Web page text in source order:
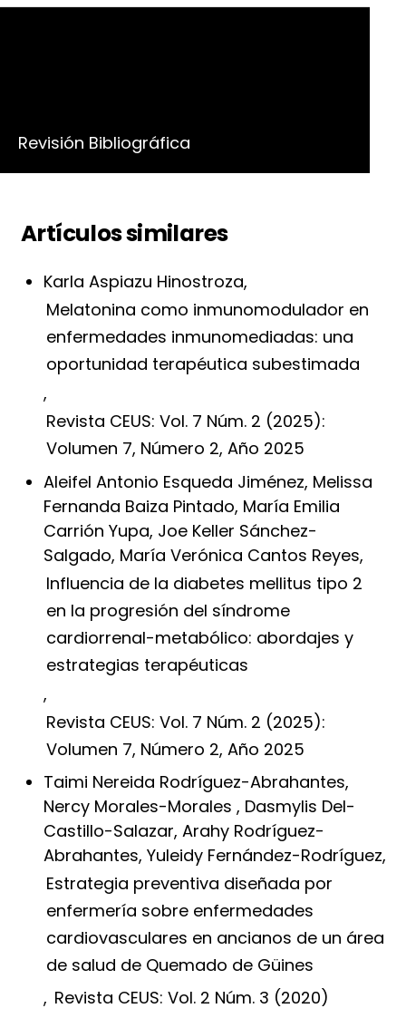
Revisión Bibliográfica
Artículos similares
Karla Aspiazu Hinostroza,
Melatonina como inmunomodulador en
enfermedades inmunomediadas: una
oportunidad terapéutica subestimada
,
Revista CEUS: Vol. 7 Núm. 2 (2025):
Volumen 7, Número 2, Año 2025
Aleifel Antonio Esqueda Jiménez, Melissa
Fernanda Baiza Pintado, María Emilia
Carrión Yupa, Joe Keller Sánchez-
Salgado, María Verónica Cantos Reyes,
Influencia de la diabetes mellitus tipo 2
en la progresión del síndrome
cardiorrenal-metabólico: abordajes y
estrategias terapéuticas
,
Revista CEUS: Vol. 7 Núm. 2 (2025):
Volumen 7, Número 2, Año 2025
Taimi Nereida Rodríguez-Abrahantes,
Nercy Morales-Morales , Dasmylis Del-
Castillo-Salazar, Arahy Rodríguez-
Abrahantes, Yuleidy Fernández-Rodríguez,
Estrategia preventiva diseñada por
enfermería sobre enfermedades
cardiovasculares en ancianos de un área
de salud de Quemado de Güines
, Revista CEUS: Vol. 2 Núm. 3 (2020)